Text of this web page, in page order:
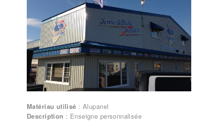
Matériau utilisé : Alupanel
Description : Enseigne personnalisée